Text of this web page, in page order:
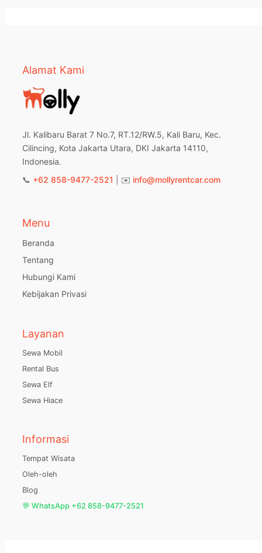
Alamat Kami
Jl. Kalibaru Barat 7 No.7, RT.12/RW.5, Kali Baru, Kec.
Cilincing, Kota Jakarta Utara, DKI Jakarta 14110,
Indonesia.
📞 +62 858-9477-2521 | ✉️ info@mollyrentcar.com
Menu
Beranda
Tentang
Hubungi Kami
Kebijakan Privasi
Layanan
Sewa Mobil
Rental Bus
Sewa Elf
Sewa Hiace
Informasi
Tempat Wisata
Oleh-oleh
Blog
💬 WhatsApp +62 858-9477-2521